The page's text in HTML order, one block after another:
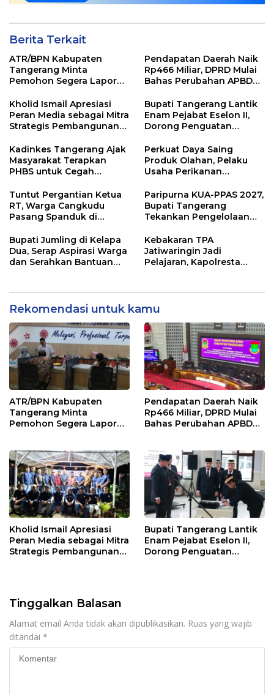
Berita Terkait
ATR/BPN Kabupaten
Tangerang Minta
Pemohon Segera Lapor
Mandek
Pendapatan Daerah Naik
Rp466 Miliar, DPRD Mulai
Bahas Perubahan APBD
Kholid Ismail Apresiasi
Peran Media sebagai Mitra
Strategis Pembangunan
Tangerang
Bupati Tangerang Lantik
Enam Pejabat Eselon II,
Dorong Penguatan
Publik
Kadinkes Tangerang Ajak
Masyarakat Terapkan
PHBS untuk Cegah
Perkuat Daya Saing
Produk Olahan, Pelaku
Usaha Perikanan
Didorong Terapkan SNI
Tuntut Pergantian Ketua
RT, Warga Cangkudu
Pasang Spanduk di
Paripurna KUA-PPAS 2027,
Bupati Tangerang
Tekankan Pengelolaan
Dampak El Nino
Bupati Jumling di Kelapa
Dua, Serap Aspirasi Warga
dan Serahkan Bantuan
Kebakaran TPA
Jatiwaringin Jadi
Pelajaran, Kapolresta
Ditingkatkan
Rekomendasi untuk kamu
ATR/BPN Kabupaten
Tangerang Minta
Pemohon Segera Lapor
Pendapatan Daerah Naik
Rp466 Miliar, DPRD Mulai
Bahas Perubahan APBD
Kholid Ismail Apresiasi
Peran Media sebagai Mitra
Strategis Pembangunan
Bupati Tangerang Lantik
Enam Pejabat Eselon II,
Dorong Penguatan
Tinggalkan Balasan
Alamat email Anda tidak akan dipublikasikan. Ruas yang wajib
ditandai *